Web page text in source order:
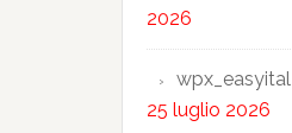
2026
wpx_easyital
25 luglio 2026